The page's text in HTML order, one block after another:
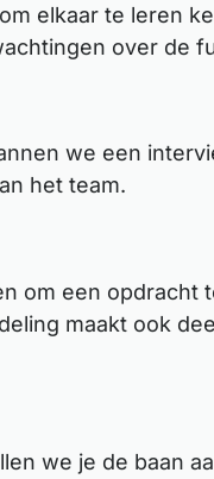
elkaar te leren
over de
we een
het team.
om een opdracht
maakt ook
we je de baan